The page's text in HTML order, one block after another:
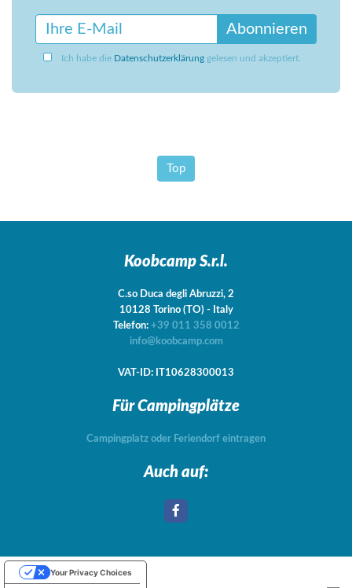
Abonnieren
Ich habe die Datenschutzerklärung gelesen und akzeptiert.
Top
Koobcamp S.r.l.
C.so Duca degli Abruzzi, 2
10128 Torino (TO) - Italy
Telefon: +39 011 358 0012
info@koobcamp.com
VAT-ID: IT10628300013
Für Campingplätze
Campingplatz oder Feriendorf eintragen
Auch auf:
Your Privacy Choices